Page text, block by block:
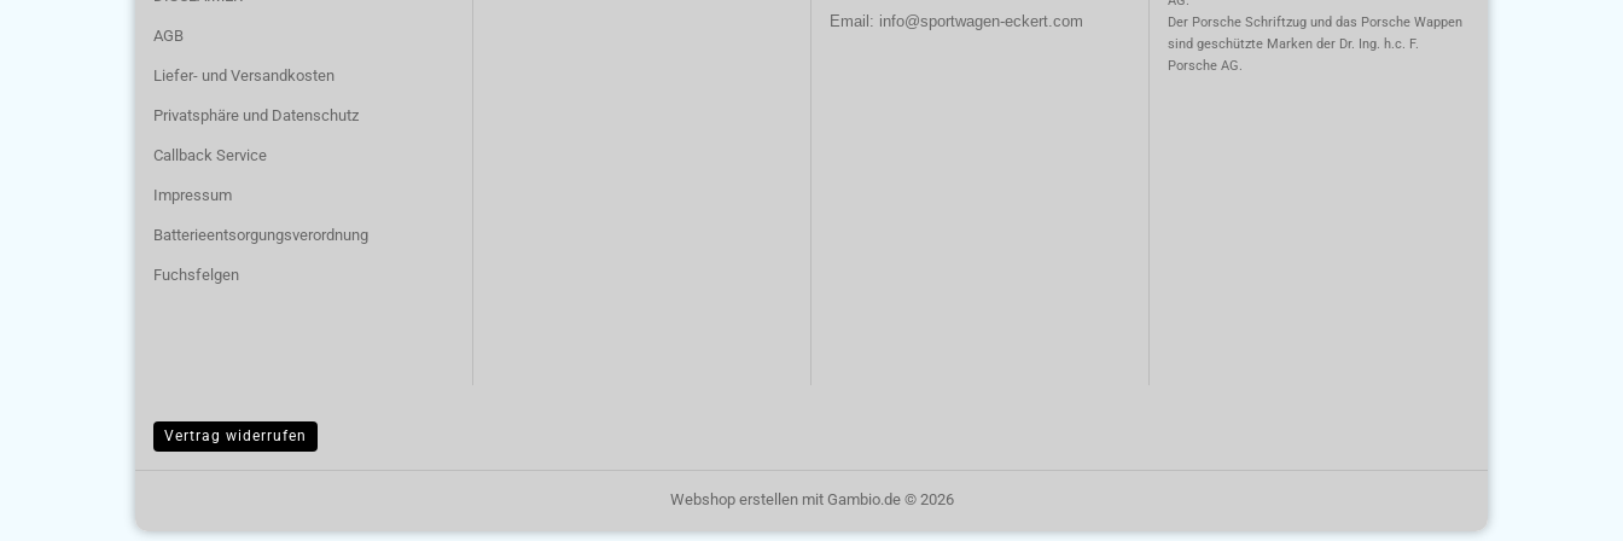
AGB
Liefer- und Versandkosten
Privatsphäre und Datenschutz
Callback Service
Impressum
Batterieentsorgungsverordnung
Fuchsfelgen
Email: info@sportwagen-eckert.com
Der Porsche Schriftzug und das Porsche Wappen
sind geschützte Marken der Dr. Ing. h.c. F.
Porsche AG.
Vertrag widerrufen
Webshop erstellenmit Gambio.de © 2026